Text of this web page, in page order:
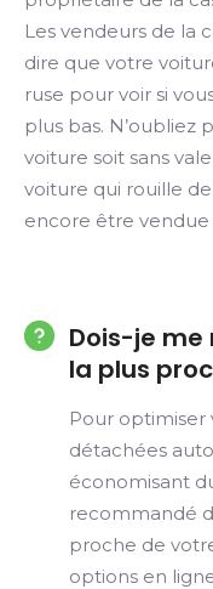
Les vendeurs de la
dire que votre
ruse pour voir si
plus bas. N’oubliez
voiture soit sans
voiture qui rouille
encore être
Dois-je me
la plus
Pour
détachées
économisant
recommandé
proche de
options en